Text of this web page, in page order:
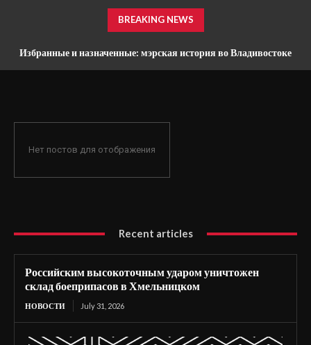
BREAKING NEWS
Избранные и назначенные: мэрская история во Владивостоке
Нет постов для отображения
Recent articles
Российским высокоточным ударом уничтожен
склад боеприпасов в Хмельницком
НОВОСТИ July 31, 2026